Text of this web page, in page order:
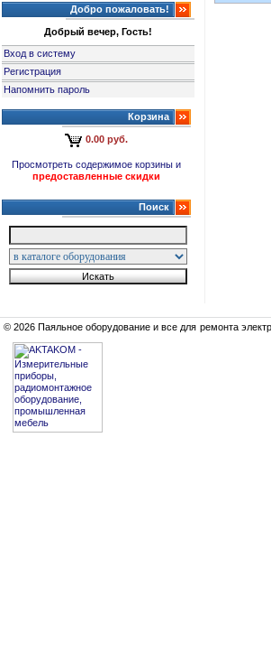
Добро пожаловать!
Добрый вечер, Гость!
Вход в систему
Регистрация
Напомнить пароль
Корзина
0.00 руб.
Просмотреть содержимое корзины и
предоставленные скидки
Поиск
© 2026 Паяльное оборудование и все для ремонта